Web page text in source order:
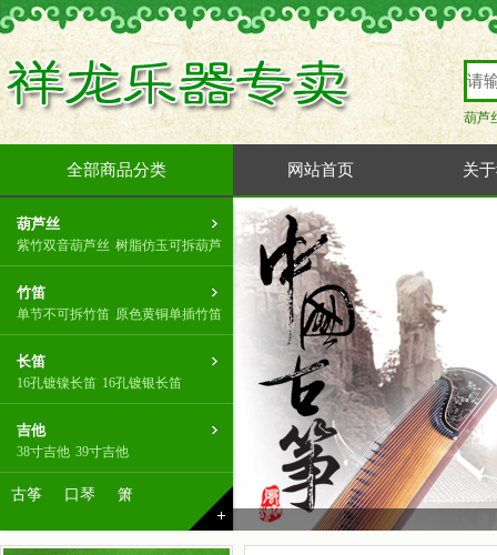
葫芦
全部商品分类
葫芦丝
紫竹双音葫芦丝 树脂仿玉可拆葫芦
竹笛
单节不可拆竹笛 原色黄铜单插竹笛
长笛
16孔镀镍长笛 16孔镀银长笛
吉他
38寸吉他 39寸吉他
古筝 口琴 箫
网站首页 关